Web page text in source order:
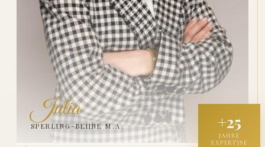
Julia
SPERLING-BEHNE M.A. +25
JAHRE
EXPERTISE